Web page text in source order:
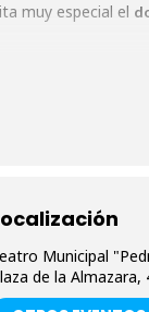
muy especial el
Municipal
de la Almazara,